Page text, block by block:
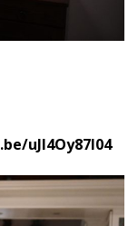
.be/uJl4Oy87I04